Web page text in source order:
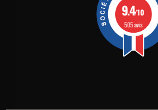
9.4/10
505 avis